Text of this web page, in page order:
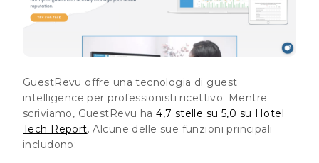
GuestRevu offre una tecnologia di guest
intelligence per professionisti ricettivo. Mentre
scriviamo, GuestRevu ha4,7 stelle su 5,0 su Hotel
Tech Report. Alcune delle sue funzioni principali
includono: